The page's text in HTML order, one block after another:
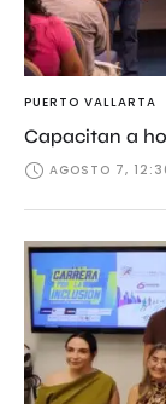
PUERTO VALLARTA
Capacitan a
AGOSTO 7,